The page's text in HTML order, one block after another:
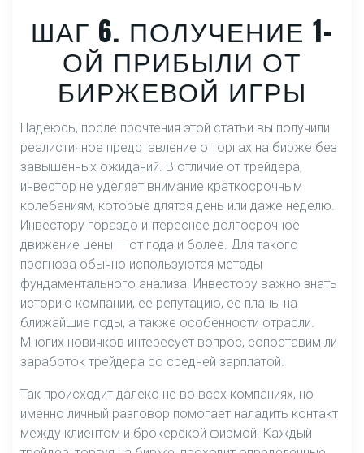
ШАГ 6. ПОЛУЧЕНИЕ 1-
ОЙ ПРИБЫЛИ ОТ
БИРЖЕВОЙ ИГРЫ
Надеюсь, после прочтения этой статьи вы получили
реалистичное представление о торгах на бирже без
завышенных ожиданий. В отличие от трейдера,
инвестор не уделяет внимание краткосрочным
колебаниям, которые длятся день или даже неделю.
Инвестору гораздо интереснее долгосрочное
движение цены — от года и более. Для такого
прогноза обычно используются методы
фундаментального анализа. Инвестору важно знать
историю компании, ее репутацию, ее планы на
ближайшие годы, а также особенности отрасли.
Многих новичков интересует вопрос, сопоставим ли
заработок трейдера со средней зарплатой.
Так происходит далеко не во всех компаниях, но
именно личный разговор помогает наладить контакт
между клиентом и брокерской фирмой. Каждый